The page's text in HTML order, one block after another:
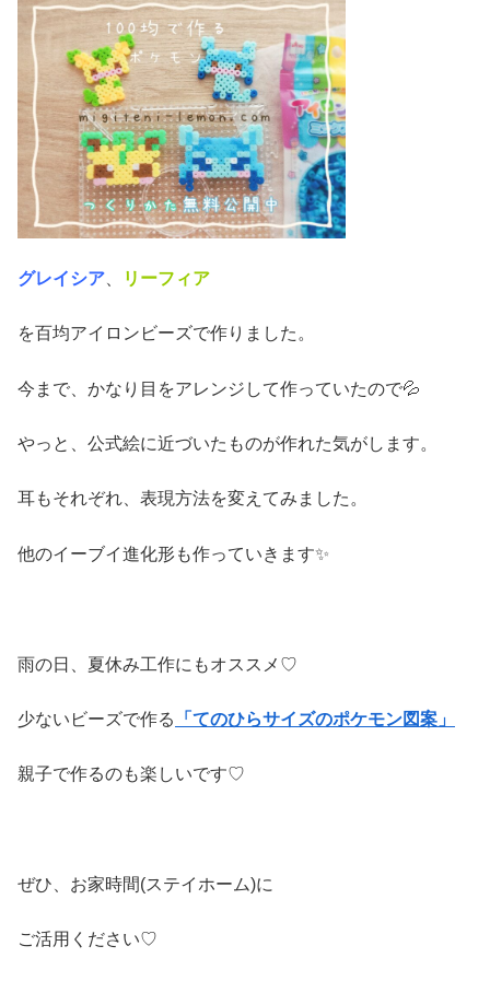
グレイシア リーフィア
を百均アイロンビーズで作りました。
今まで、かなり目をアレンジして作っていたので💦
やっと、公式絵に近づいたものが作れた気がします。
耳もそれぞれ、表現方法を変えてみました。
他のイーブイ進化形も作っていきます✨
雨の日、夏休み工作にもオススメ♡
少ないビーズで作る 「てのひらサイズのポケモン図案」
親子で作るのも楽しいです♡
ぜひ、お家時間(ステイホーム)に
ご活用ください♡